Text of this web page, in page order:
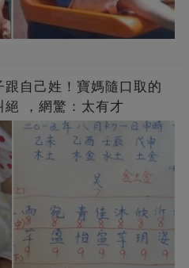
自己姓！寶媽隨口取的
絕 ，網驚：太有才